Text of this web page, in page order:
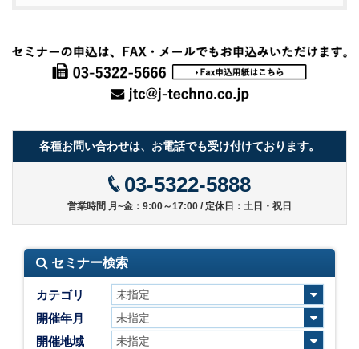
各種お問い合わせは、お電話でも受け付けております。
03-5322-5888
営業時間 月~金：9:00～17:00 / 定休日：土日・祝日
セミナー検索
カテゴリ
開催年月
開催地域